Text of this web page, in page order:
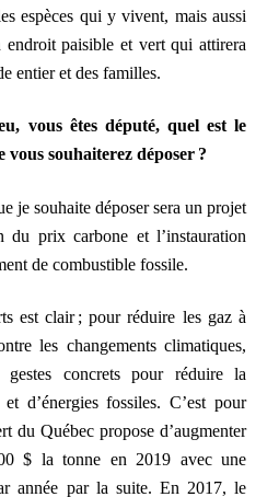
espèces qui y vivent, mais aussi
paisible et vert qui attirera
entier et des familles.
vous êtes député, quel est le
souhaiterez déposer ?
je souhaite déposer sera un projet
du prix carbone et l’instauration
de combustible fossile.
est clair ; pour réduire les gaz à
les changements climatiques,
concrets pour réduire la
et d’énergies fossiles. C’est pour
du Québec propose d’augmenter
$ la tonne en 2019 avec une
année par la suite. En 2017, le